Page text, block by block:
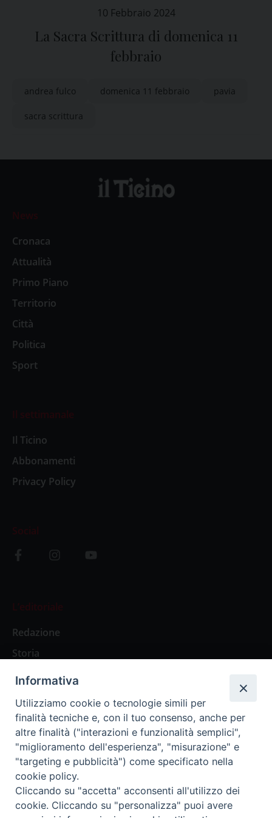
10 Febbraio 2024
La Sacra Scrittura di domenica 11
febbraio
andrea fulco domenica 11 febbraio pavia
sacra scrittura
News
Cronaca
Attualità
Primo Piano
Territorio
Città
Politica
Sport
Il settimanale
Il Ticino
Abbonamenti
Privacy Policy
Social
L’editoriale
Redazione
Storia
Abbonamenti
Abbonamento Annuale Digitale
Abbonamento Annuale Cartaceo
Abbonamento Singola Copia Digitale
Informativa
Utilizziamo cookie o tecnologie simili per
finalità tecniche e, con il tuo consenso, anche per
altre finalità ("interazioni e funzionalità semplici",
"miglioramento dell'esperienza", "misurazione" e
"targeting e pubblicità") come specificato nella
cookie policy.
Cliccando su "accetta" acconsenti all'utilizzo dei
cookie. Cliccando su "personalizza" puoi avere